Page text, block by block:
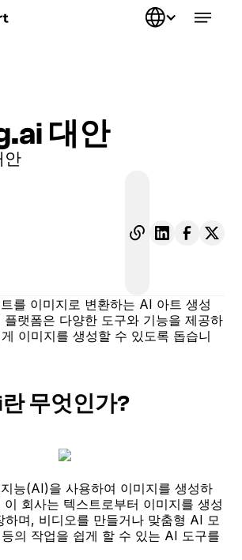
대안
를 이미지로 변환하는 AI 아트 생성
플랫폼은 다양한 도구와 기능을 제공하
이미지를 생성할 수 있도록 돕습니
무엇인가?
능(AI)을 사용하여 이미지를 생성하
이 회사는 텍스트로부터 이미지를 생성
하며, 비디오를 만들거나 맞춤형 AI 모
의 작업을 쉽게 할 수 있는 AI 도구를